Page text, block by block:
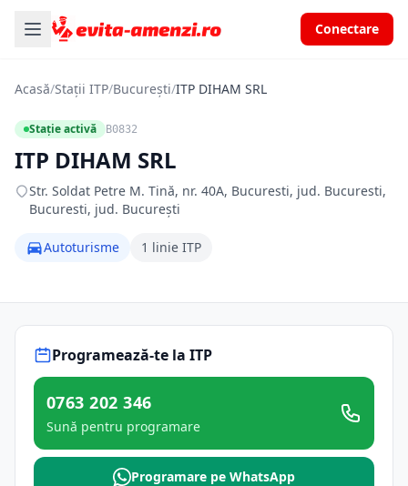
Conectare
Acasă/Stații ITP/București/ITP DIHAM SRL
Stație activă B0832
ITP DIHAM SRL
Str. Soldat Petre M. Tină, nr. 40A, Bucuresti, jud. Bucuresti,
Bucuresti, jud. București
Autoturisme 1 linie ITP
Programează-te la ITP
0763 202 346
Sună pentru programare
Programare pe WhatsApp